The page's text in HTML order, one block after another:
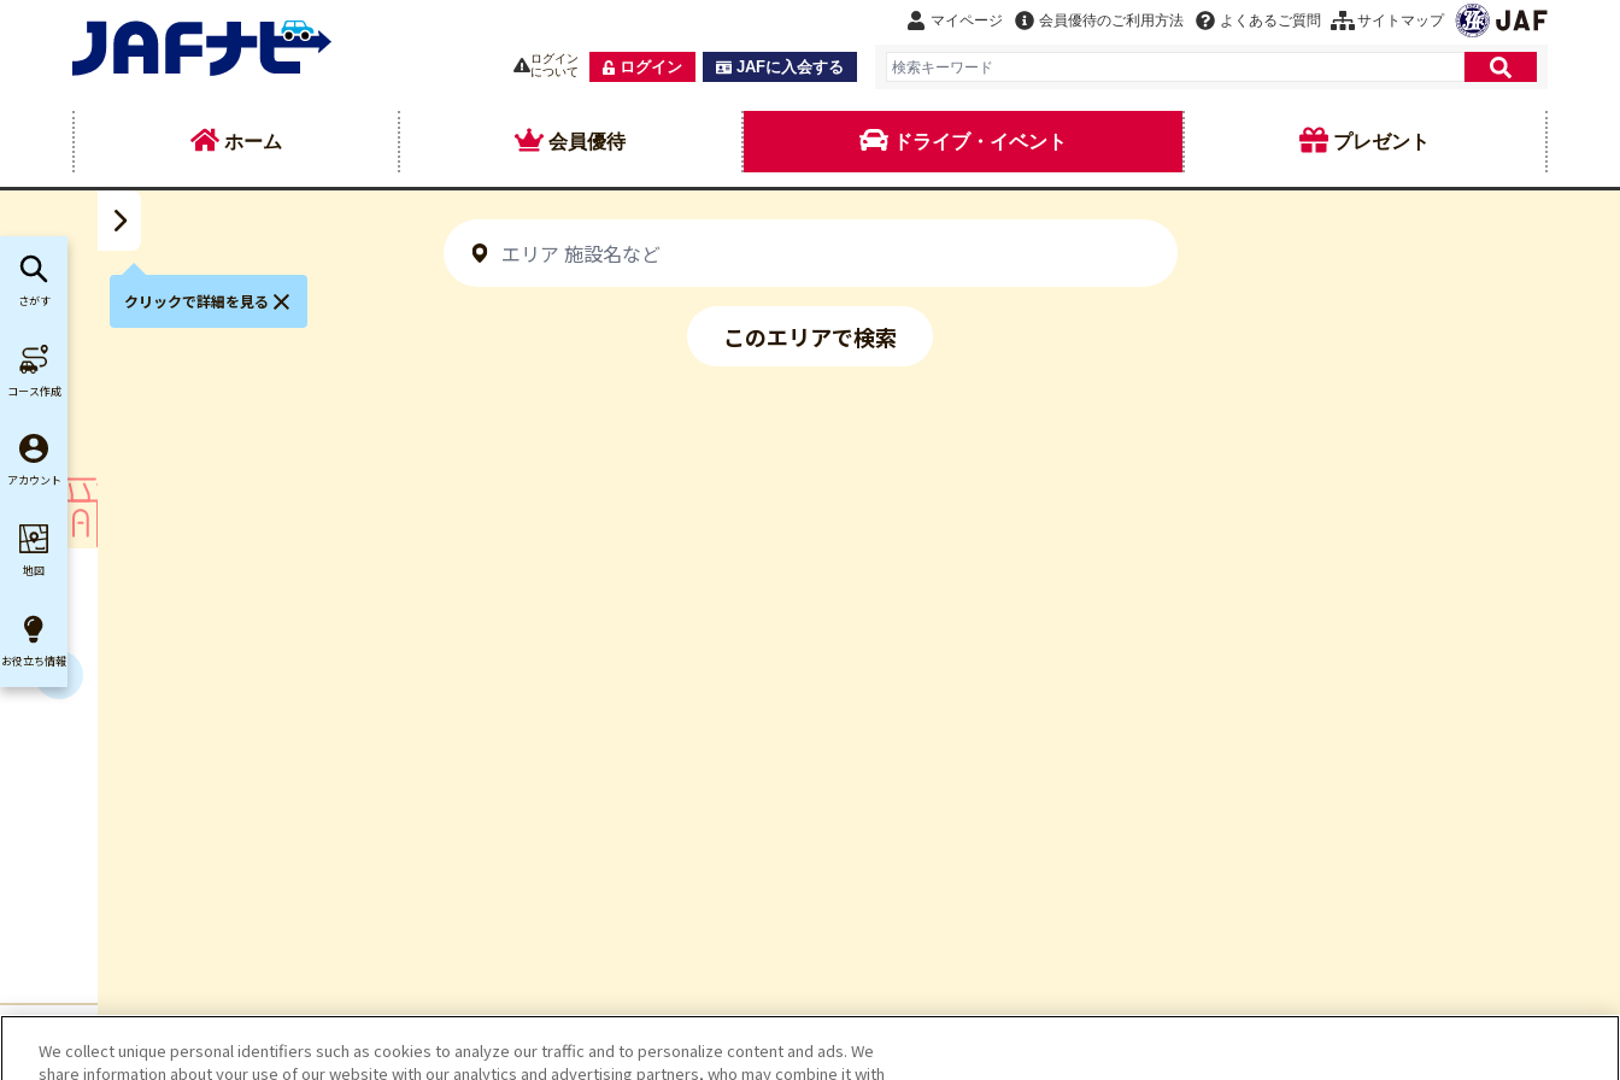
マイページ 会員優待のご利用方法 よくあるご質問 サイトマップ
ログイン
について
ログイン JAFに入会する
ホーム 会員優待 ドライブ・イベント プレゼント
このエリアで検索
クリックで詳細を見る
さがす
コース作成
アカウント
地図
お役立ち情報
We collect unique personal identifiers such as cookies to analyze our traffic and to personalize content and ads. We
share information about your use of our website with our analytics and advertising partners, who may combine it with